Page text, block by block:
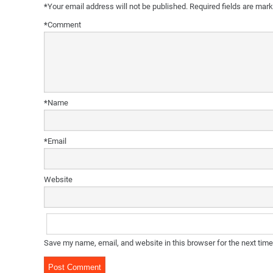
Your email address will not be published. Required fields are
*
Comment
*
Name
*
Email
*
Website
Save my name, email, and website in this browser for the next